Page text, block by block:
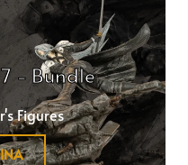
- Bundle
Figures